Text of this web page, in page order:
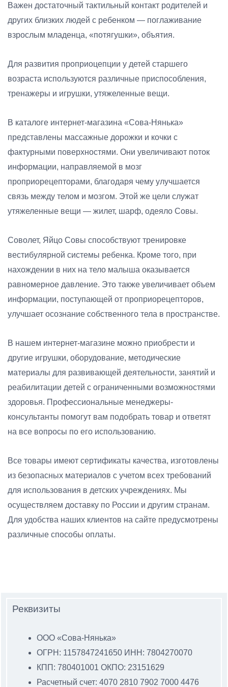
Важен достаточный тактильный контакт родителей и
других близких людей с ребенком — поглаживание
взрослым младенца, «потягушки», объятия.
Для развития проприоцепции у детей старшего
возраста используются различные приспособления,
тренажеры и игрушки, утяжеленные вещи.
В каталоге интернет-магазина «Сова-Нянька»
представлены массажные дорожки и кочки с
фактурными поверхностями. Они увеличивают поток
информации, направляемой в мозг
проприорецепторами, благодаря чему улучшается
связь между телом и мозгом. Этой же цели служат
утяжеленные вещи — жилет, шарф, одеяло Совы.
Соволет, Яйцо Совы способствуют тренировке
вестибулярной системы ребенка. Кроме того, при
нахождении в них на тело малыша оказывается
равномерное давление. Это также увеличивает объем
информации, поступающей от проприорецепторов,
улучшает осознание собственного тела в пространстве.
В нашем интернет-магазине можно приобрести и
другие игрушки, оборудование, методические
материалы для развивающей деятельности, занятий и
реабилитации детей с ограниченными возможностями
здоровья. Профессиональные менеджеры-
консультанты помогут вам подобрать товар и ответят
на все вопросы по его использованию.
Все товары имеют сертификаты качества, изготовлены
из безопасных материалов с учетом всех требований
для использования в детских учреждениях. Мы
осуществляем доставку по России и другим странам.
Для удобства наших клиентов на сайте предусмотрены
различные способы оплаты.
Реквизиты
ООО «Сова-Нянька»
ОГРН: 1157847241650 ИНН: 7804270070
КПП: 780401001 ОКПО: 23151629
Расчетный счет: 4070 2810 7902 7000 4476